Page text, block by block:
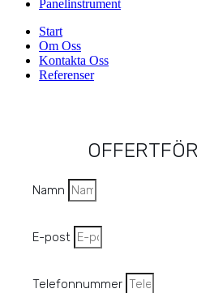
Panelinstrument
Start
Om Oss
Kontakta Oss
Referenser
Namn
E-post
Telefonnummer